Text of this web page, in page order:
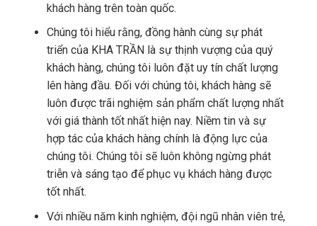
khách hàng trên toàn quốc.
Chúng tôi hiểu rằng, đồng hành cùng sự phát
triển của KHA TRẦN là sự thịnh vượng của quý
khách hàng, chúng tôi luôn đặt uy tín chất lượng
lên hàng đầu. Đối với chúng tôi, khách hàng sẽ
luôn được trãi nghiệm sản phẩm chất lượng nhất
với giá thành tốt nhất hiện nay. Niềm tin và sự
hợp tác của khách hàng chính là động lực của
chúng tôi. Chúng tôi sẽ luôn không ngừng phát
triễn và sáng tạo để phục vụ khách hàng được
tốt nhất.
Với nhiều năm kinh nghiệm, đội ngũ nhân viên trẻ,